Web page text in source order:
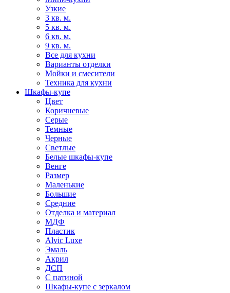
Узкие
3 кв. м.
5 кв. м.
6 кв. м.
9 кв. м.
Все для кухни
Варианты отделки
Мойки и смесители
Техника для кухни
Шкафы-купе
Цвет
Коричневые
Серые
Темные
Черные
Светлые
Белые шкафы-купе
Венге
Размер
Маленькие
Большие
Средние
Отделка и материал
МДФ
Пластик
Alvic Luxe
Эмаль
Акрил
ДСП
С патиной
Шкафы-купе с зеркалом